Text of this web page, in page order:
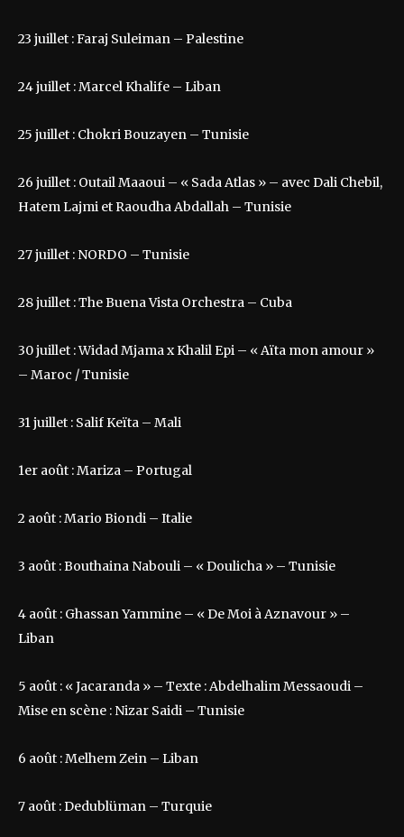
23 juillet : Faraj Suleiman – Palestine
24 juillet : Marcel Khalife – Liban
25 juillet : Chokri Bouzayen – Tunisie
26 juillet : Outail Maaoui – « Sada Atlas » – avec Dali Chebil,
Hatem Lajmi et Raoudha Abdallah – Tunisie
27 juillet : NORDO – Tunisie
28 juillet : The Buena Vista Orchestra – Cuba
30 juillet : Widad Mjama x Khalil Epi – « Aïta mon amour »
– Maroc / Tunisie
31 juillet : Salif Keïta – Mali
1er août : Mariza – Portugal
2 août : Mario Biondi – Italie
3 août : Bouthaina Nabouli – « Doulicha » – Tunisie
4 août : Ghassan Yammine – « De Moi à Aznavour » –
Liban
5 août : « Jacaranda » – Texte : Abdelhalim Messaoudi –
Mise en scène : Nizar Saidi – Tunisie
6 août : Melhem Zein – Liban
7 août : Dedublüman – Turquie